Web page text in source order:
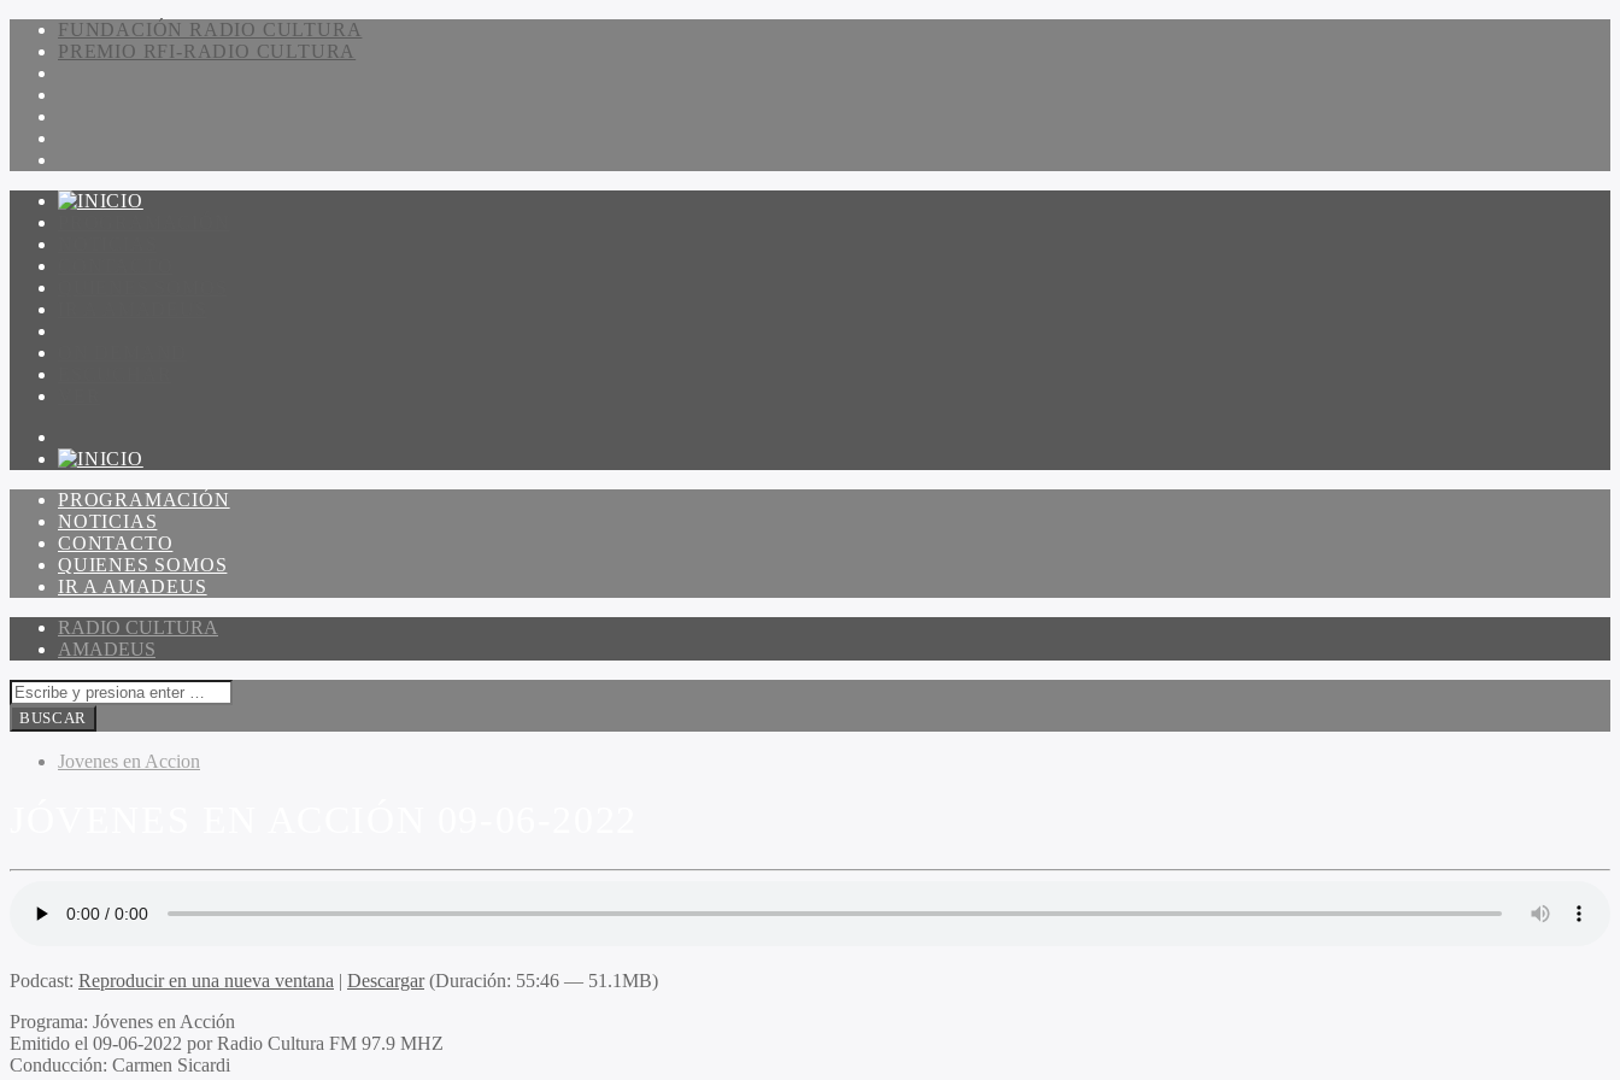
FUNDACIÓN RADIO CULTURA
PREMIO RFI-RADIO CULTURA
PROGRAMACIÓN
NOTICIAS
CONTACTO
QUIENES SOMOS
IR A AMADEUS
RADIO CULTURA
AMADEUS
Jovenes en Accion
Podcast: Reproducir en una nueva ventana | Descargar(Duración: 55:46 — 51.1MB)
Programa: Jóvenes en Acción
Emitido el 09-06-2022 por Radio Cultura FM 97.9 MHZ
Conducción: Carmen Sicardi